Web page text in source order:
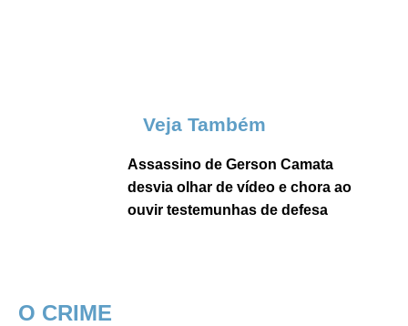
Veja Também
Assassino de Gerson Camata
desvia olhar de vídeo e chora ao
ouvir testemunhas de defesa
O CRIME